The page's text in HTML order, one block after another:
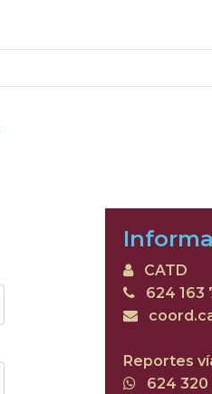
CATD
624 163
Reportes
624 320